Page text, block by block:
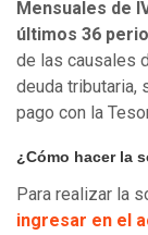
Mensuales de
últimos 36
de las causales
deuda tributaria,
pago con la
¿Cómo hacer la
Para realizar la
ingresar en el